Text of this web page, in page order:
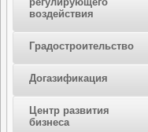
воздействия
Градостроительство
Догазификация
Центр развития
бизнеса